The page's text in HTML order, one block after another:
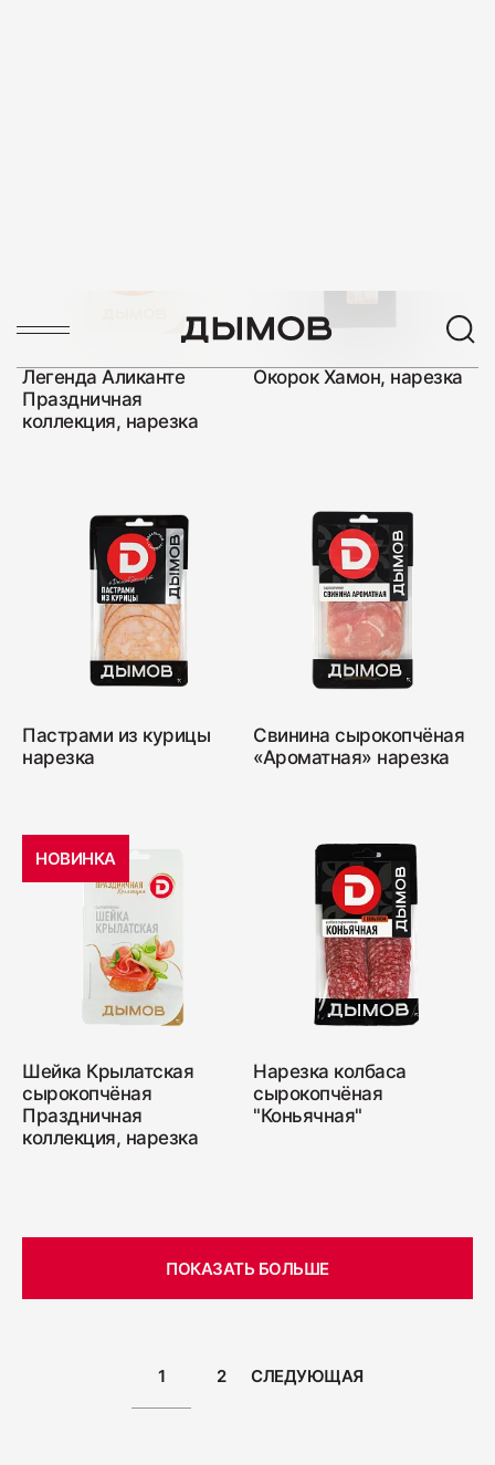
Легенда Аликанте
Праздничная
коллекция, нарезка
Окорок Хамон, нарезка
Пастрами из курицы
нарезка
Свинина сырокопчёная
«Ароматная» нарезка
НОВИНКА
Шейка Крылатская
сырокопчёная
Праздничная
коллекция, нарезка
Нарезка колбаса
сырокопчёная
"Коньячная"
ПОКАЗАТЬ БОЛЬШЕ
1 2 СЛЕДУЮЩАЯ